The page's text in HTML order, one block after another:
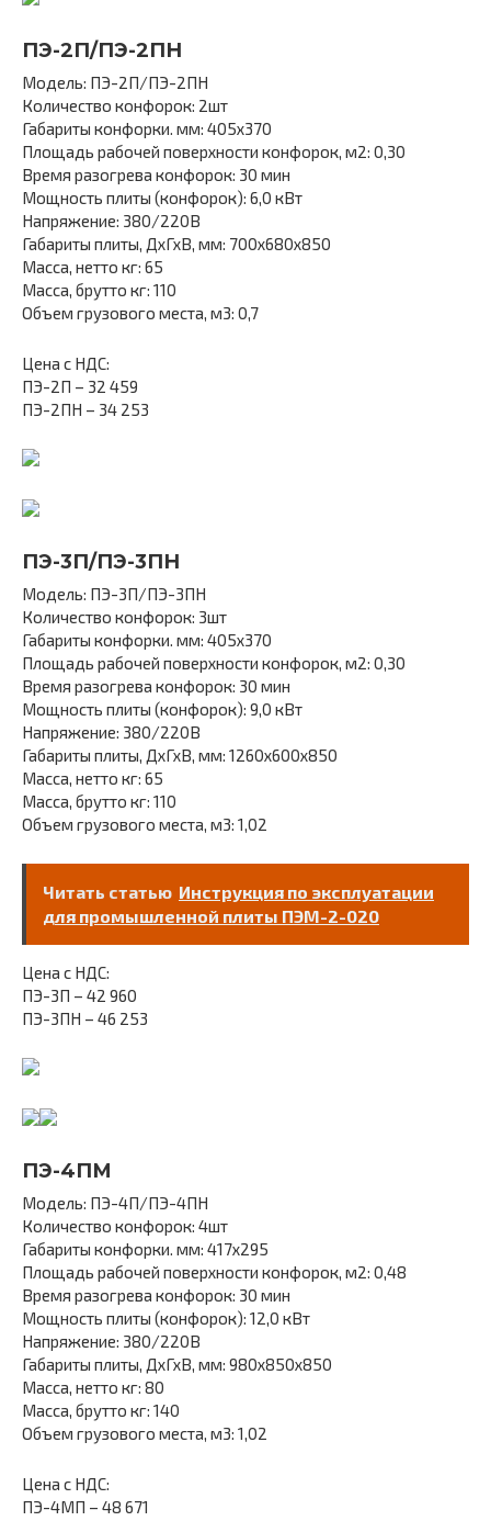
ПЭ-2П/ПЭ-2ПН
Модель: ПЭ-2П/ПЭ-2ПН
Количество конфорок: 2шт
Габариты конфорки. мм: 405х370
Площадь рабочей поверхности конфорок, м2: 0,30
Время разогрева конфорок: 30 мин
Мощность плиты (конфорок): 6,0 кВт
Напряжение: 380/220В
Габариты плиты, ДхГхВ, мм: 700х680х850
Масса, нетто кг: 65
Масса, брутто кг: 110
Объем грузового места, м3: 0,7
Цена с НДС:
ПЭ-2П – 32 459
ПЭ-2ПН – 34 253
ПЭ-3П/ПЭ-3ПН
Модель: ПЭ-3П/ПЭ-3ПН
Количество конфорок: 3шт
Габариты конфорки. мм: 405х370
Площадь рабочей поверхности конфорок, м2: 0,30
Время разогрева конфорок: 30 мин
Мощность плиты (конфорок): 9,0 кВт
Напряжение: 380/220В
Габариты плиты, ДхГхВ, мм: 1260х600х850
Масса, нетто кг: 65
Масса, брутто кг: 110
Объем грузового места, м3: 1,02
Читать статью Инструкция по эксплуатации
для промышленной плиты ПЭМ-2-020
Цена с НДС:
ПЭ-3П – 42 960
ПЭ-3ПН – 46 253
ПЭ-4ПМ
Модель: ПЭ-4П/ПЭ-4ПН
Количество конфорок: 4шт
Габариты конфорки. мм: 417х295
Площадь рабочей поверхности конфорок, м2: 0,48
Время разогрева конфорок: 30 мин
Мощность плиты (конфорок): 12,0 кВт
Напряжение: 380/220В
Габариты плиты, ДхГхВ, мм: 980х850х850
Масса, нетто кг: 80
Масса, брутто кг: 140
Объем грузового места, м3: 1,02
Цена с НДС:
ПЭ-4МП – 48 671